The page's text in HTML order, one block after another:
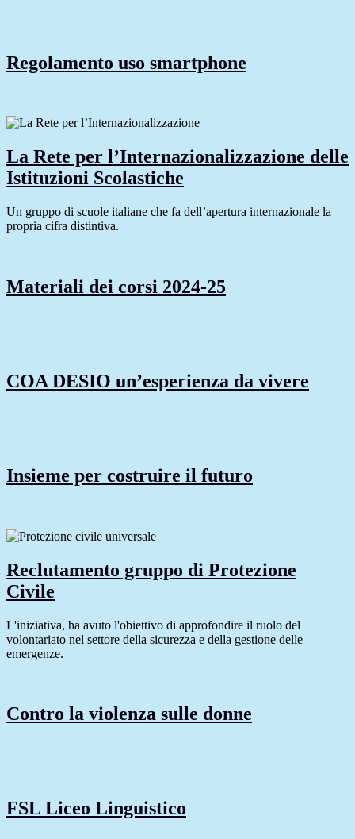
Regolamento uso smartphone
La Rete per l’Internazionalizzazione delle
Istituzioni Scolastiche
Un gruppo di scuole italiane che fa dell’apertura internazionale la
propria cifra distintiva.
Materiali dei corsi 2024-25
COA DESIO un’esperienza da vivere
Insieme per costruire il futuro
Reclutamento gruppo di Protezione
Civile
L'iniziativa, ha avuto l'obiettivo di approfondire il ruolo del
volontariato nel settore della sicurezza e della gestione delle
emergenze.
Contro la violenza sulle donne
FSL Liceo Linguistico